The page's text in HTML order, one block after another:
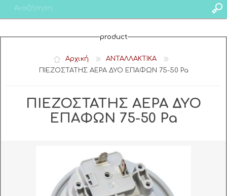
Αγαπημένα
(0)
product
Αρχική
ΑΝΤΑΛΛΑΚΤΙΚΑ
ΠΙΕΖΟΣΤΑΤΗΣ ΑΕΡΑ ΔΥΟ ΕΠΑΦΩΝ 75-50 Pa
ΠΙΕΖΟΣΤΑΤΗΣ ΑΕΡΑ ΔΥΟ
ΕΠΑΦΩΝ 75-50 Pa